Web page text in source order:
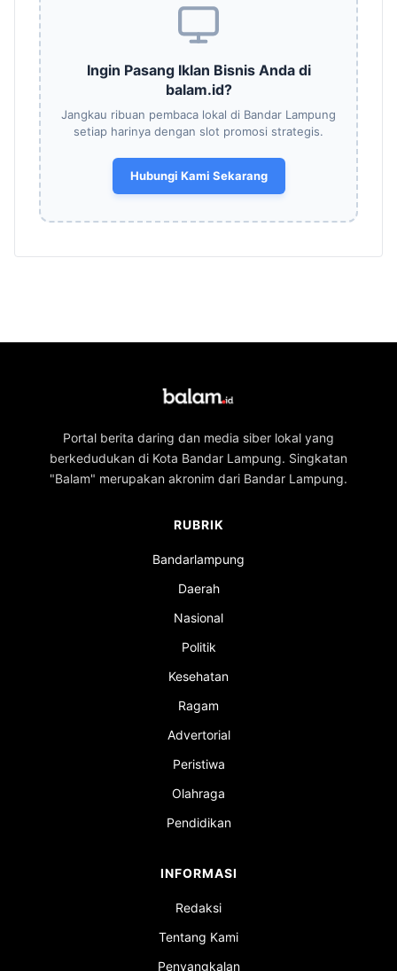
Ingin Pasang Iklan Bisnis Anda di
balam.id?
Jangkau ribuan pembaca lokal di Bandar Lampung
setiap harinya dengan slot promosi strategis.
Hubungi Kami Sekarang
Portal berita daring dan media siber lokal yang
berkedudukan di Kota Bandar Lampung. Singkatan
"Balam" merupakan akronim dari Bandar Lampung.
RUBRIK
Bandarlampung
Daerah
Nasional
Politik
Kesehatan
Ragam
Advertorial
Peristiwa
Olahraga
Pendidikan
INFORMASI
Redaksi
Tentang Kami
Penyangkalan